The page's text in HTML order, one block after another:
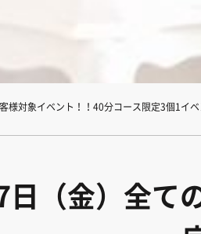
様対象イベント！！40分コース限定3個1イ
日（金）全て